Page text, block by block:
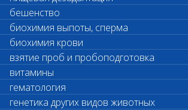
бешенство
биохимия выпоты, сперма
биохимия крови
взятие проб и пробоподготовка
витамины
гематология
генетика других видов животных